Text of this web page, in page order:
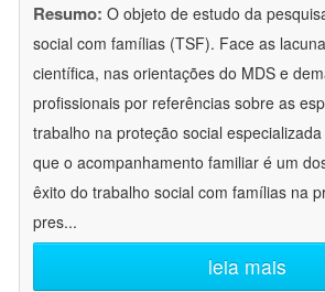
Resumo: O objeto de estudo da
social com famílias (TSF). Face as
científica, nas orientações do MDS e
profissionais por referências sobre as
trabalho na proteção social
que o acompanhamento familiar é um
êxito do trabalho social com famílias na
pres...
leia mais